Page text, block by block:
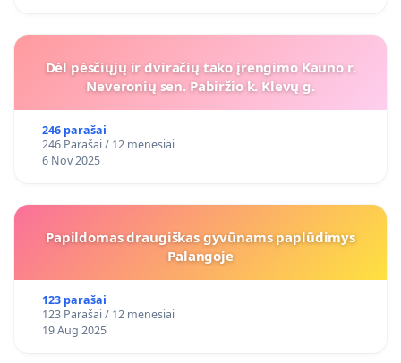
Dėl pėsčiųjų ir dviračių tako įrengimo Kauno r.
Neveronių sen. Pabiržio k. Klevų g.
246 parašai
246 Parašai / 12 mėnesiai
6 Nov 2025
Papildomas draugiškas gyvūnams paplūdimys
Palangoje
123 parašai
123 Parašai / 12 mėnesiai
19 Aug 2025